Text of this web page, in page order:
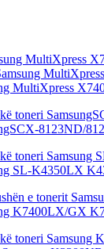
MultiXpress
8123ND/
SL-K4350LX
K7400LX/GX